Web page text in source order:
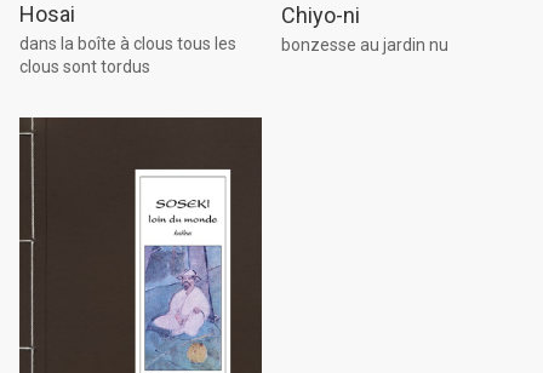
Hosai
dans la boîte à clous tous les
clous sont tordus
Chiyo-ni
bonzesse au jardin nu